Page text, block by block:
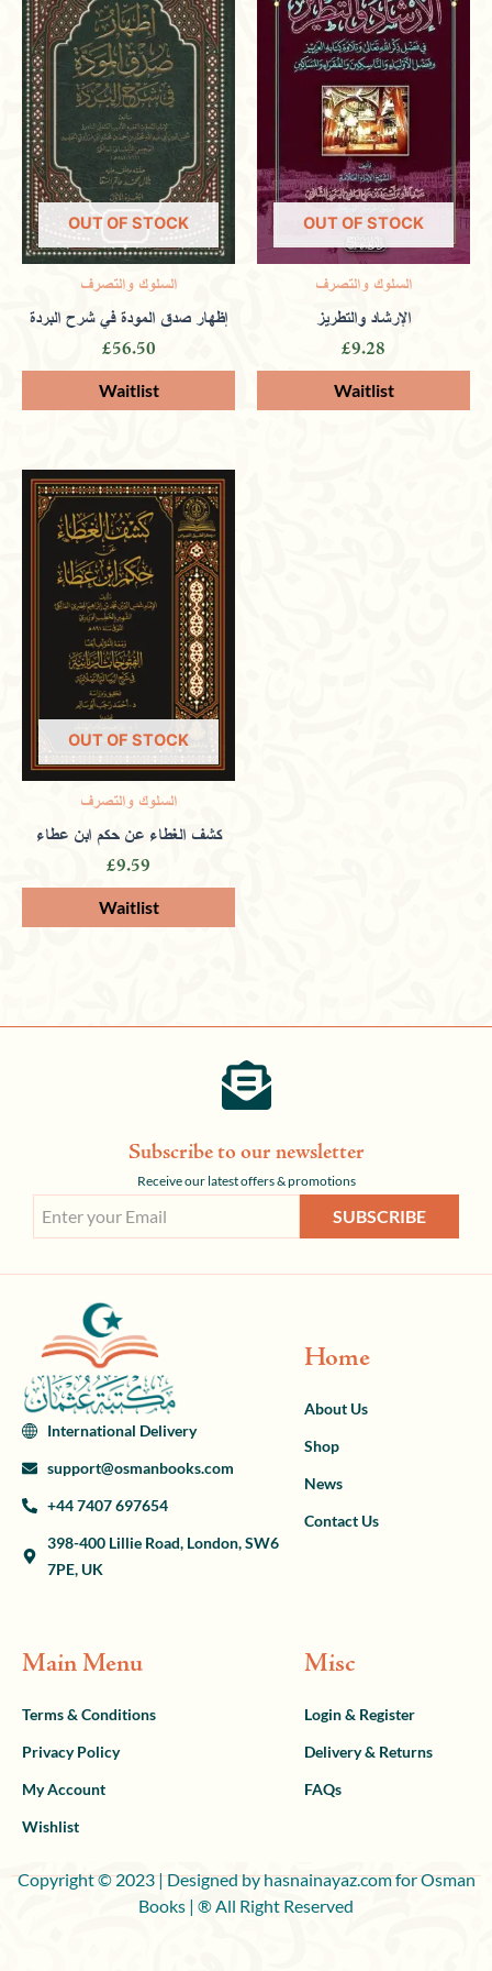
Only logged in customers who have purchased this
product may leave a review.
OUT OF STOCK
السلوك والتصرف
إظهار صدق المودة في شرح البردة
£56.50
OUT OF STOCK
السلوك والتصرف
الإرشاد والتطريز
£9.28
OUT OF STOCK
السلوك والتصرف
كشف الغطاء عن حكم ابن عطاء
£9.59
Subscribe to our newsletter
Receive our latest offers & promotions
SUBSCRIBE
International Delivery
support@osmanbooks.com
+44 7407 697654
398-400 Lillie Road, London, SW6
7PE, UK
Home
About Us
Shop
News
Contact Us
Main Menu
Terms & Conditions
Privacy Policy
My Account
Wishlist
Misc
Login & Register
Delivery & Returns
FAQs
Copyright © 2023 | Designed by hasnainayaz.com for Osman
Books | ® All Right Reserved